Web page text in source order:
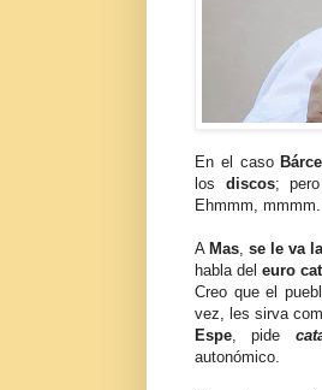
En el caso
los discos; pero
Ehmmm,
A Mas,se le va
habla del euro
Creo que el
vez, les sirva
Espe, pide
autonómico.